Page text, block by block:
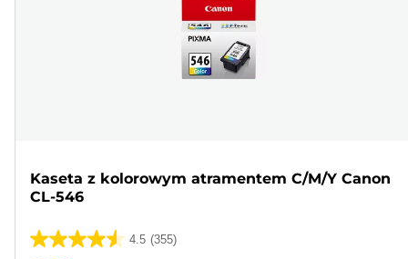
Kaseta z kolorowym atramentem C/M/Y Canon
CL-546
4.5 (355)
4.5